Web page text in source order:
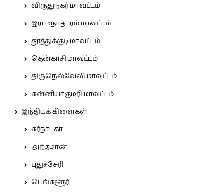
விருதுநகர் மாவட்டம்
இராமநாதபுரம் மாவட்டம்
தூத்துக்குடி மாவட்டம்
தென்காசி மாவட்டம்
திருநெல்வேலி மாவட்டம்
கன்னியாகுமரி மாவட்டம்
இந்தியக் கிளைகள்
கர்நாடகா
அந்தமான்
புதுச்சேரி
பெங்களூர்